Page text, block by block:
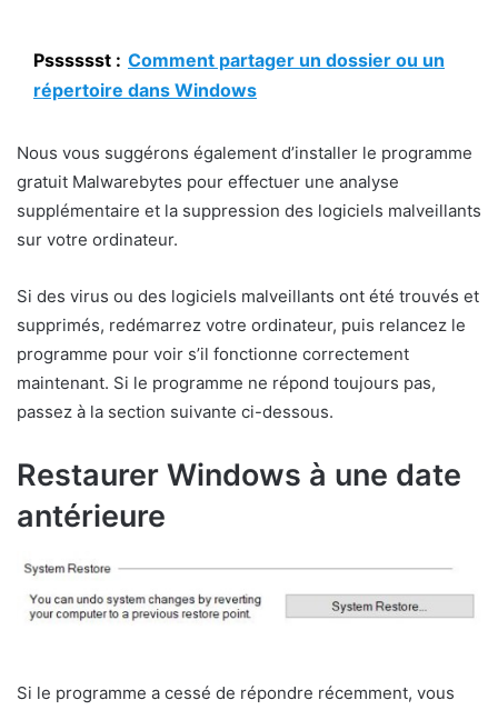
Psssssst : Comment partager un dossier ou un
répertoire dans Windows
Nous vous suggérons également d’installer le programme
gratuit Malwarebytes pour effectuer une analyse
supplémentaire et la suppression des logiciels malveillants
sur votre ordinateur.
Si des virus ou des logiciels malveillants ont été trouvés et
supprimés, redémarrez votre ordinateur, puis relancez le
programme pour voir s’il fonctionne correctement
maintenant. Si le programme ne répond toujours pas,
passez à la section suivante ci-dessous.
Restaurer Windows à une date
antérieure
Si le programme a cessé de répondre récemment, vous